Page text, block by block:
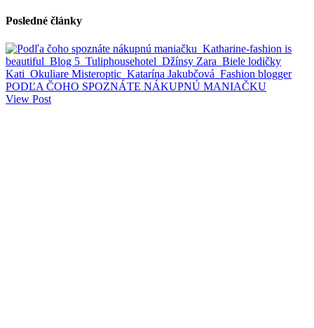
Posledné články
PODĽA ČOHO SPOZNÁTE NÁKUPNÚ MANIAČKU
View Post